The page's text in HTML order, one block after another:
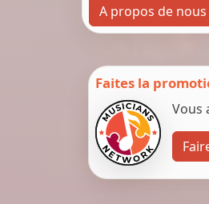
A propos de nous
Faites la
Vous